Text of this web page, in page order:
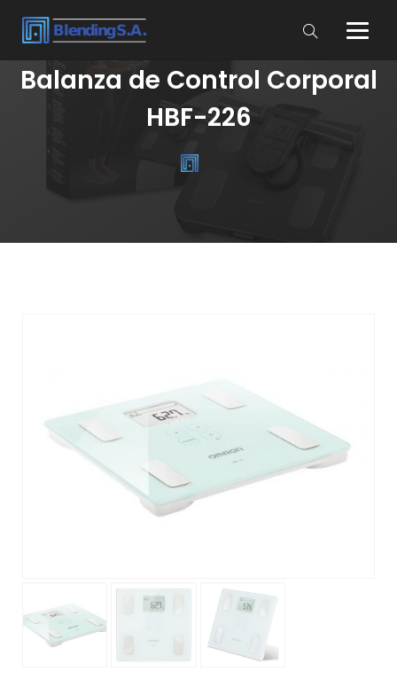
Balanza de Control Corporal
HBF-226